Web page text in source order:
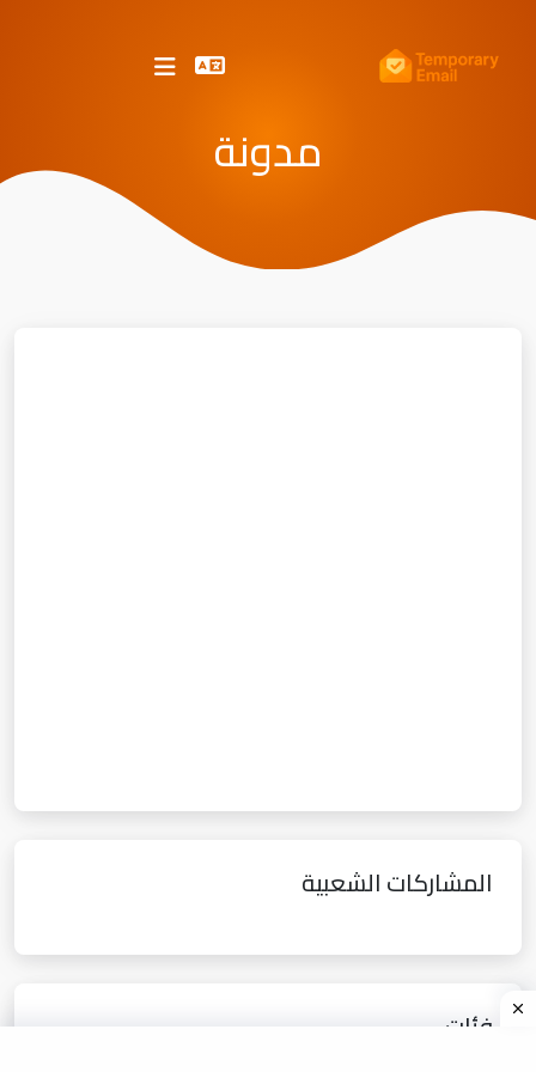
مدونة
المشاركات الشعبية
فئات